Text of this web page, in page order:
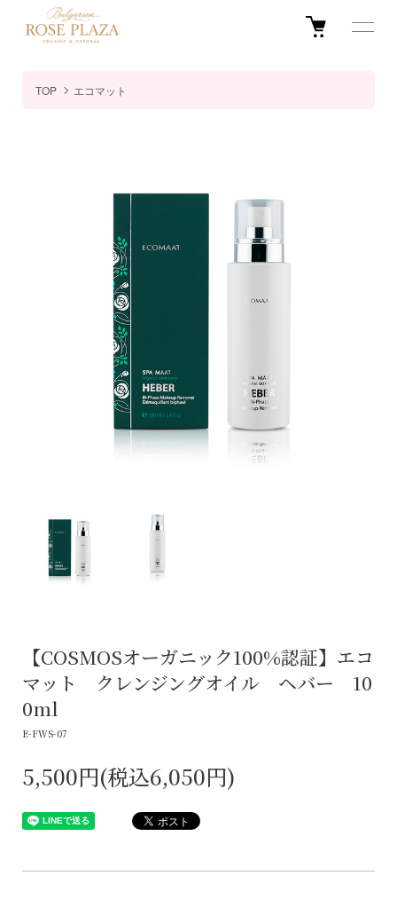
TOP エコマット
【COSMOSオーガニック100%認証】エコ
マット クレンジングオイル ヘバー 10
0ml
E-FWS-07
5,500円(税込6,050円)